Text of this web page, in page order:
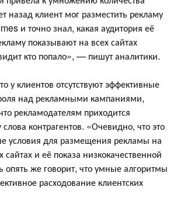
назад клиент мог разместить рекламу
и точно знал, какая аудитория её
показывают на всех сайтах
кто попало», — пишут аналитики.
у клиентов отсутствуют эффективные
над рекламными кампаниями,
рекламодателям приходится
контрагентов. «Очевидно, что это
условия для размещения рекламы на
сайтах и её показа низкокачественной
опять же говорит, что умные алгоритмы
расходование клиентских